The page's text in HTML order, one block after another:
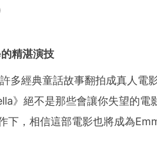
精湛演技
多經典童話故事翻拍成真人電
》絕不是那些會讓你失望的
下，相信這部電影也將成為